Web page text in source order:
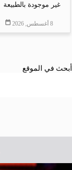
غير موجودة بالطبيعة
8 أغسطس, 2026
أبحث في الموقع